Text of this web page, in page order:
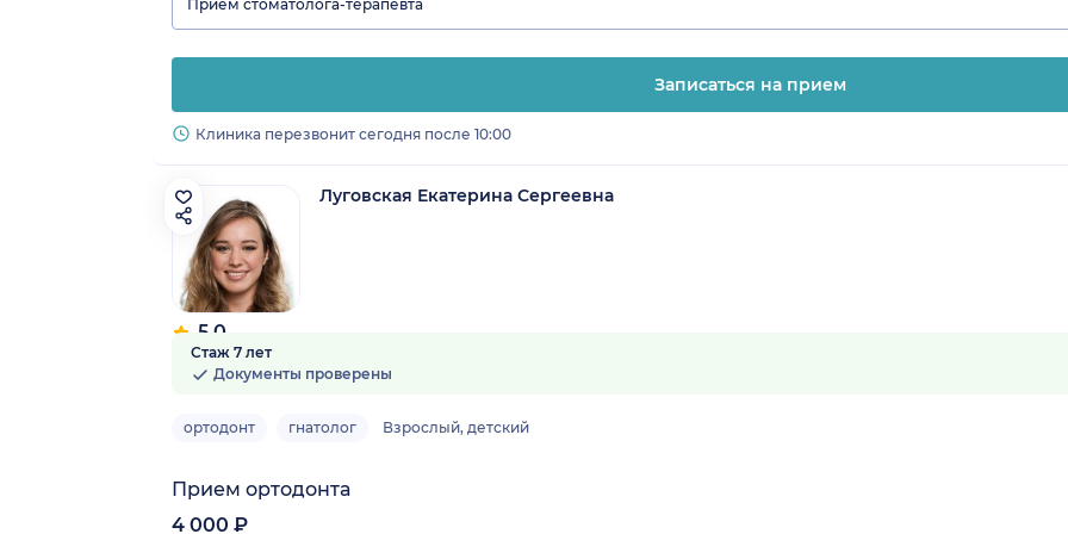
Прием стоматолога-терапевта
Записаться на прием
Клиника перезвонит сегодня после 10:00
5.0
2 отзыва
Луговская Екатерина Сергеевна
Стаж 7 лет
Документы проверены
ортодонт гнатолог Взрослый, детский
Прием ортодонта
4 000 ₽